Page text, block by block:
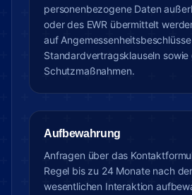
personenbezogene Daten
oder des EWR übermittelt
auf
Standardvertragsklauseln
Schutzmaßnahmen.
Aufbewahrung
Anfragen über das
Regel bis zu 24 Monate nach
wesentlichen Interaktion